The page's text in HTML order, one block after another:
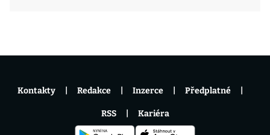
Kontakty Redakce Inzerce Předplatné
RSS Kariéra